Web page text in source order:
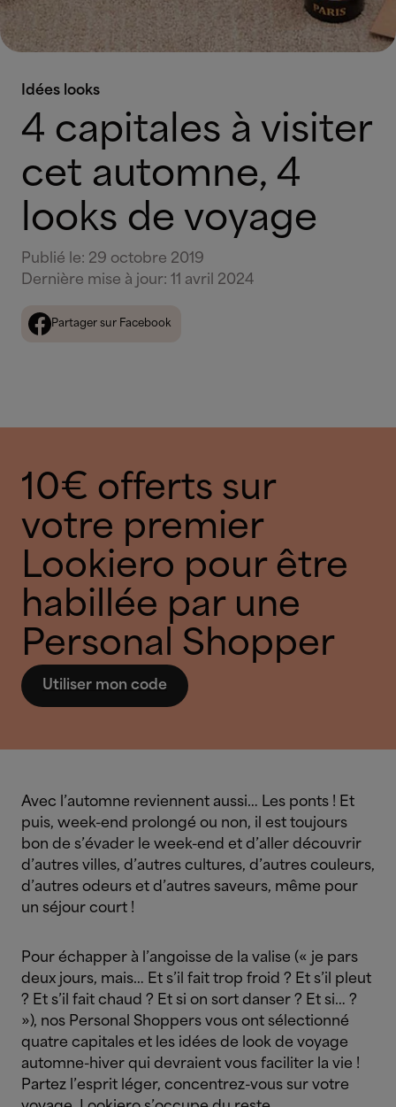
Idées looks
4 capitales à visiter
cet automne, 4
looks de voyage
Publié le: 29 octobre 2019
Dernière mise à jour: 11 avril 2024
Partager sur Facebook
10€ offerts sur
votre premier
Lookiero pour être
habillée par une
Personal Shopper
Utiliser mon code
Avec l’automne reviennent aussi… Les ponts ! Et
puis, week-end prolongé ou non, il est toujours
bon de s’évader le week-end et d’aller découvrir
d’autres villes, d’autres cultures, d’autres couleurs,
d’autres odeurs et d’autres saveurs, même pour
un séjour court !
Pour échapper à l’angoisse de la valise (« je pars
deux jours, mais… Et s’il fait trop froid ? Et s’il pleut
? Et s’il fait chaud ? Et si on sort danser ? Et si… ?
»), nos Personal Shoppers vous ont sélectionné
quatre capitales et les idées de look de voyage
automne-hiver qui devraient vous faciliter la vie !
Partez l’esprit léger, concentrez-vous sur votre